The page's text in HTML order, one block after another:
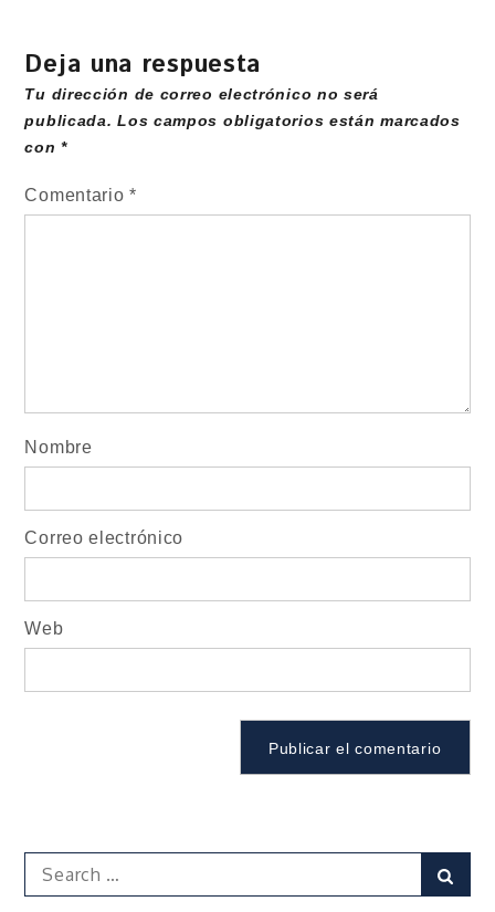
Deja una respuesta
Tu dirección de correo electrónico no será
publicada. Los campos obligatorios están marcados
con*
Comentario*
Nombre
Correo electrónico
Web
Search
for: